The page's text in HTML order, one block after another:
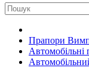
Прапори
Автомобільні